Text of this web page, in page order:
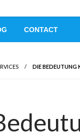
CONTACT
DIE BEDEUTUNG